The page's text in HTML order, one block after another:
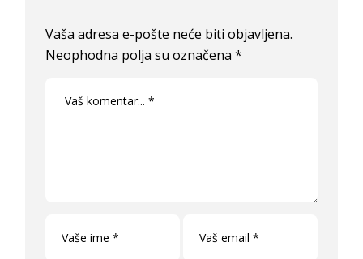
Vaša adresa e-pošte neće biti objavljena.
Neophodna polja su označena*